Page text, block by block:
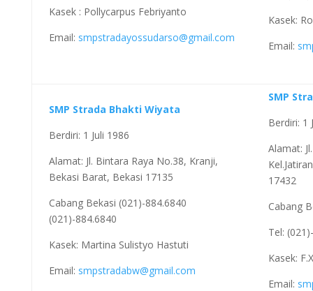
Kasek : Pollycarpus Febriyanto
Email: smpstradayossudarso@gmail.com
Kasek:
Email:
SMP Strada Bhakti Wiyata
Berdiri: 1 Juli 1986
Alamat: Jl. Bintara Raya No.38, Kranji,
Bekasi Barat, Bekasi 17135
Cabang Bekasi (021)-884.6840
(021)-884.6840
Kasek: Martina Sulistyo Hastuti
Email: smpstradabw@gmail.com
SMP
Berdiri: 1
Alamat:
17432
Cabang
Tel:
Kasek:
Email: